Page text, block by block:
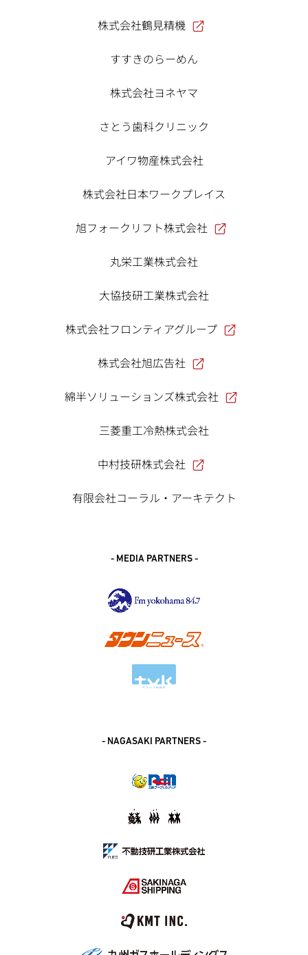
株式会社鶴見精機
すすきのらーめん
株式会社ヨネヤマ
さとう歯科クリニック
アイワ物産株式会社
株式会社日本ワークプレイス
旭フォークリフト株式会社
丸栄工業株式会社
大協技研工業株式会社
株式会社フロンティアグループ
株式会社旭広告社
綿半ソリューションズ株式会社
三菱重工冷熱株式会社
中村技研株式会社
有限会社コーラル・アーキテクト
- MEDIA PARTNERS -
- NAGASAKI PARTNERS -